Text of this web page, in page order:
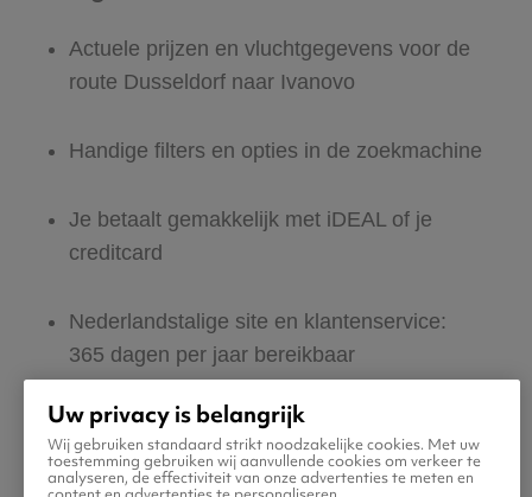
Actuele prijzen en vluchtgegevens voor de
route Dusseldorf naar Ivanovo
Handige filters en opties in de zoekmachine
Je betaalt gemakkelijk met iDEAL of je
creditcard
Nederlandstalige site en klantenservice:
365 dagen per jaar bereikbaar
Zeker van veilig boeken en betalen
Boek ook direct een hotel of huurauto voor
Uw privacy is belangrijk
Wij gebruiken standaard strikt noodzakelijke cookies. Met uw
toestemming gebruiken wij aanvullende cookies om verkeer te
analyseren, de effectiviteit van onze advertenties te meten en